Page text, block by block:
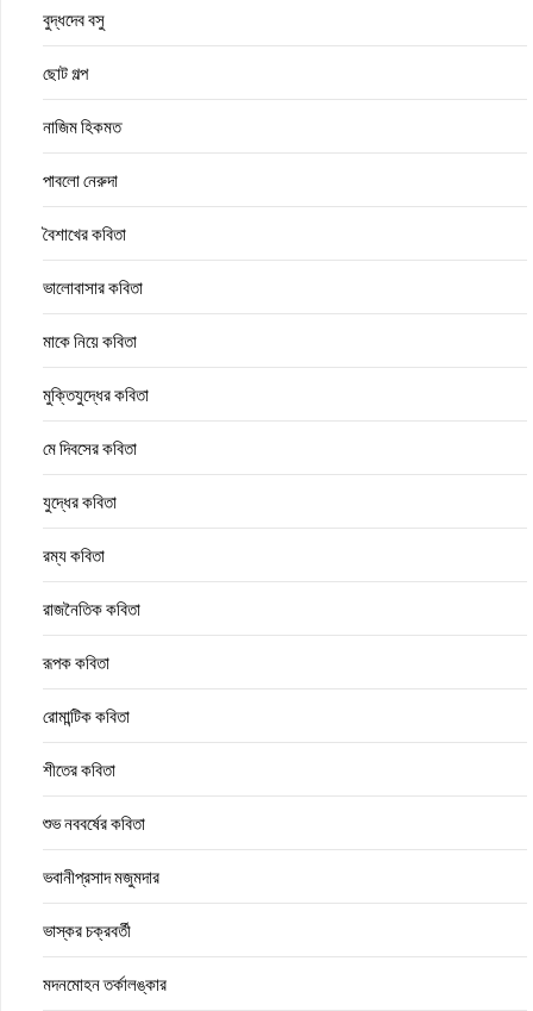
বুদ্ধদেব বসু
ছোট গল্প
নাজিম হিকমত
পাবলো নেরুদা
বৈশাখের কবিতা
ভালোবাসার কবিতা
মাকে নিয়ে কবিতা
মুক্তিযুদ্ধের কবিতা
মে দিবসের কবিতা
যুদ্ধের কবিতা
রম্য কবিতা
রাজনৈতিক কবিতা
রূপক কবিতা
রোমান্টিক কবিতা
শীতের কবিতা
শুভ নববর্ষের কবিতা
ভবানীপ্রসাদ মজুমদার
ভাস্কর চক্রবর্তী
মদনমোহন তর্কালঙ্কার